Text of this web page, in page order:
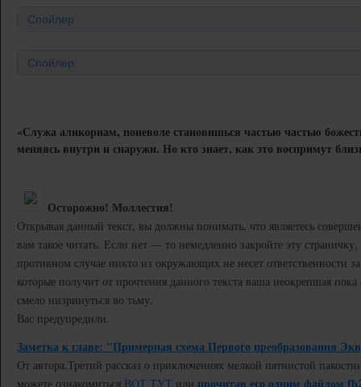
Спойлер
Спойлер
«Служа аликорнам, поневоле становишься частью частью
меняясь внутри и снаружи. Но кто знает, как это воспримут
Осторожно! Моллестия!
Открывая данный текст, вы должны понимать, что являетесь
вам такое читать. Если нет — то немедленно закройте эту
противном случае никто из окружающих не несет ответственности
которые получит от прочтения данного текста ваша неокрепшая
смело низринуться во тьму.
Вас предупредили.
Заметка к главе: "Примерная схема Первого преобразования
От автора. Третий рассказ о приключениях мелкой пятнистой
можете ознакомиться ВОТ ТУТ или прочитав его одним файлом